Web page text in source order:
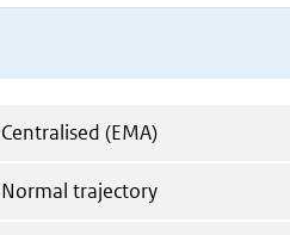
Centralised (EMA)
Normal trajectory